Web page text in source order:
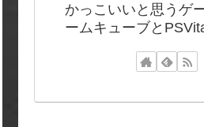
かっこいいと思うゲ
ームキューブとPSVita